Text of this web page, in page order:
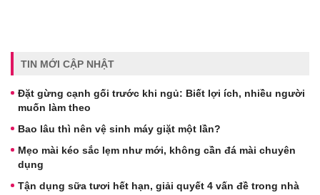
TIN MỚI CẬP NHẬT
Đặt gừng cạnh gối trước khi ngủ: Biết lợi ích, nhiều người
muốn làm theo
Bao lâu thì nên vệ sinh máy giặt một lần?
Mẹo mài kéo sắc lẹm như mới, không cần đá mài chuyên
dụng
Tận dụng sữa tươi hết hạn, giải quyết 4 vấn đề trong nhà